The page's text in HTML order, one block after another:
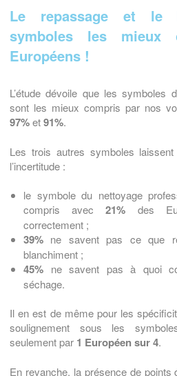
Le repassage et le
symboles les mieux
Européens !
L’étude dévoile que les symboles
sont les mieux compris par nos
97%et91%.
Les trois autres symboles
l’incertitude :
le symbole du nettoyage
compris avec21% des
correctement ;
39% ne savent pas ce que
blanchiment ;
45% ne savent pas à quoi
séchage.
Il en est de même pour les
soulignement sous les
seulement par 1 Européen sur 4.
En revanche, la présence de